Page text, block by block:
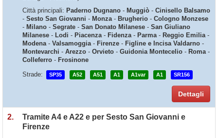
Città principali: Paderno Dugnano - Muggiò - Cinisello Balsamo
- Sesto San Giovanni - Monza- Brugherio - Cologno Monzese
- Milano - Segrate - San Donato Milanese - San Giuliano
Milanese - Lodi - Piacenza- Fidenza- Parma- Reggio Emilia-
Modena- Valsamoggia- Firenze - Figline e Incisa Valdarno -
Montevarchi - Arezzo - Orvieto - Guidonia Montecelio - Roma-
Colleferro - Frosinone
Strade:
SP35 A52 A51 A1 A1var A1 SR156
Dettagli
2.
Tramite A4 e A22 e per Sesto San Giovanni e
Firenze